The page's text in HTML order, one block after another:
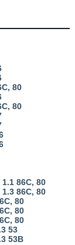
80
80
86C, 80
86C, 80
80
80
80
53
53B